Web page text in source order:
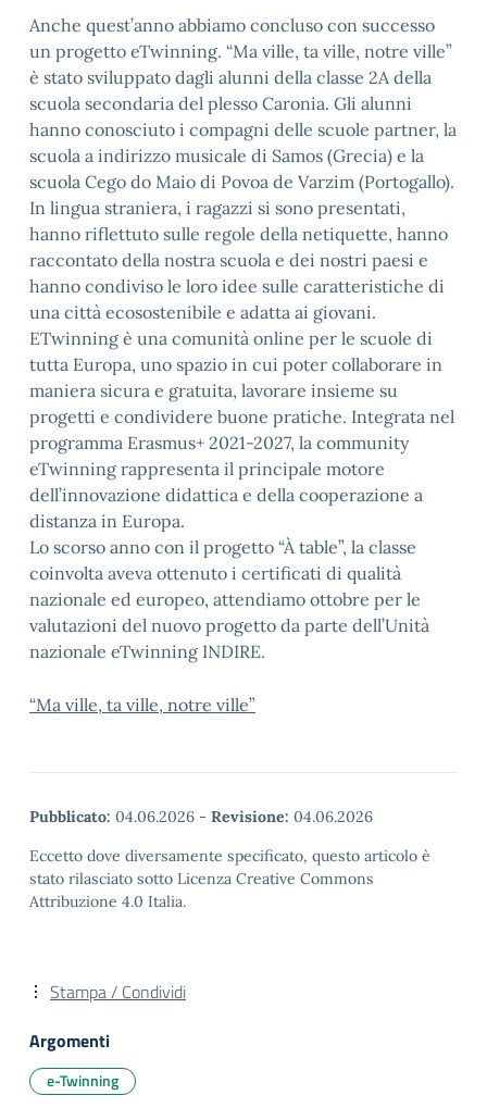
Anche quest’anno abbiamo concluso con successo
un progetto eTwinning. “Ma ville, ta ville, notre ville”
è stato sviluppato dagli alunni della classe 2A della
scuola secondaria del plesso Caronia. Gli alunni
hanno conosciuto i compagni delle scuole partner, la
scuola a indirizzo musicale di Samos (Grecia) e la
scuola Cego do Maio di Povoa de Varzim (Portogallo).
In lingua straniera, i ragazzi si sono presentati,
hanno riflettuto sulle regole della netiquette, hanno
raccontato della nostra scuola e dei nostri paesi e
hanno condiviso le loro idee sulle caratteristiche di
una città ecosostenibile e adatta ai giovani.
ETwinning è una comunità online per le scuole di
tutta Europa, uno spazio in cui poter collaborare in
maniera sicura e gratuita, lavorare insieme su
progetti e condividere buone pratiche. Integrata nel
programma Erasmus+ 2021-2027, la community
eTwinning rappresenta il principale motore
dell’innovazione didattica e della cooperazione a
distanza in Europa.
Lo scorso anno con il progetto “À table”, la classe
coinvolta aveva ottenuto i certificati di qualità
nazionale ed europeo, attendiamo ottobre per le
valutazioni del nuovo progetto da parte dell’Unità
nazionale eTwinning INDIRE.
“Ma ville, ta ville, notre ville”
Pubblicato: 04.06.2026 - Revisione: 04.06.2026
Eccetto dove diversamente specificato, questo articolo è
stato rilasciato sotto Licenza Creative Commons
Attribuzione 4.0 Italia.
Stampa / Condividi
Argomenti
e-Twinning